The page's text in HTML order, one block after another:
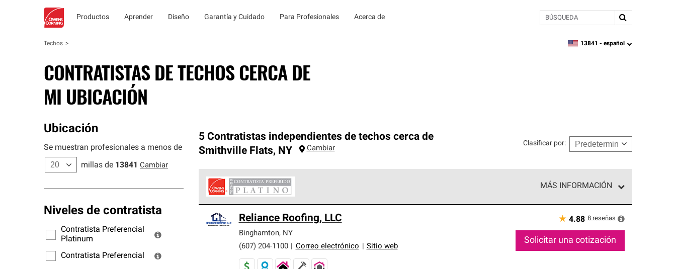
Productos Aprender Diseño Garantía y Cuidado Para Profesionales Acerca de BÚSQUEDA
Techos zipcode, language
13841 - español
CONTRATISTAS DE TECHOS CERCA DE
MI UBICACIÓN
Ubicación
Se muestran profesionales a menos de
millas de 13841 Cambiar
Niveles de contratista
Contratista Preferencial
Platinum
Contratista Preferencial
5 Contratistas independientes de techos cerca de
Smithville Flats, NY Cambiar
Clasificar por:
MÁS INFORMACIÓN
cumplen con estándares estrictos de profesionalismo, confiabilidad y destreza incomparable. Solo ellos pueden
ofrecer nuestra mejor garantía de sistemas de techos.
Reliance Roofing, LLC
Binghamton, NY
(607) 204-1100
Correo electrónico Sitio web
★ 4.88 8 reseñas
Solicitar una cotización